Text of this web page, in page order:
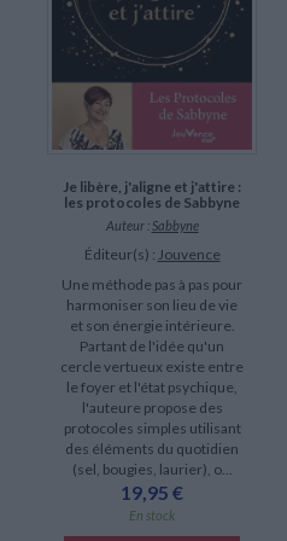
de vivre pour le temps présent (4)
Je libère, j'aligne et j'attire :
les protocoles de Sabbyne
Auteur : Sabbyne
Éditeur(s) : Jouvence
Une méthode pas à pas pour
harmoniser son lieu de vie
et son énergie intérieure.
Partant de l'idée qu'un
cercle vertueux existe entre
le foyer et l'état psychique,
l'auteure propose des
protocoles simples utilisant
des éléments du quotidien
(sel, bougies, laurier), o...
19,95 €
En stock